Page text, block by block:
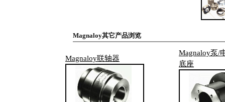
Magnaloy其它产品浏览
Magnaloy联轴器
Magnaloy泵/
底座